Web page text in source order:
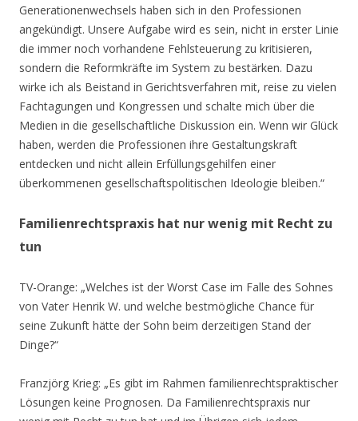
Generationenwechsels haben sich in den Professionen
angekündigt. Unsere Aufgabe wird es sein, nicht in erster Linie
die immer noch vorhandene Fehlsteuerung zu kritisieren,
sondern die Reformkräfte im System zu bestärken. Dazu
wirke ich als Beistand in Gerichtsverfahren mit, reise zu vielen
Fachtagungen und Kongressen und schalte mich über die
Medien in die gesellschaftliche Diskussion ein. Wenn wir Glück
haben, werden die Professionen ihre Gestaltungskraft
entdecken und nicht allein Erfüllungsgehilfen einer
überkommenen gesellschaftspolitischen Ideologie bleiben.“
Familienrechtspraxis hat nur wenig mit Recht zu
tun
TV-Orange: „Welches ist der Worst Case im Falle des Sohnes
von Vater Henrik W. und welche bestmögliche Chance für
seine Zukunft hätte der Sohn beim derzeitigen Stand der
Dinge?“
Franzjörg Krieg: „Es gibt im Rahmen familienrechtspraktischer
Lösungen keine Prognosen. Da Familienrechtspraxis nur